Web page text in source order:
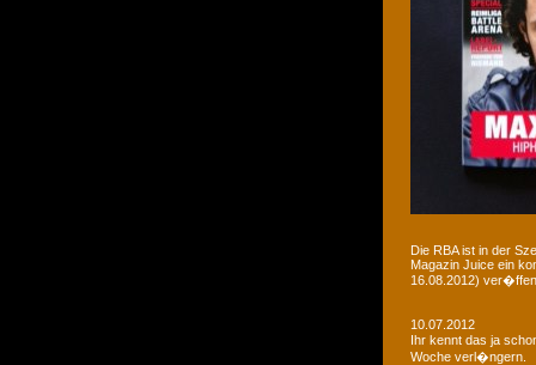
Die RBA ist in der
Magazin Juice ein
16.08.2012)
10.07.2012
Ihr kennt das ja
Woche verl�ngern.